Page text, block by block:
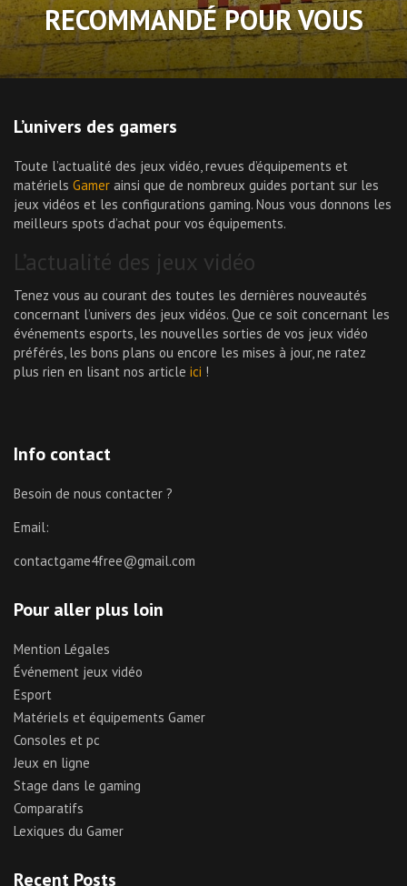
RECOMMANDÉ POUR VOUS
L’univers des gamers
Toute l’actualité des jeux vidéo, revues d’équipements et
matériels Gamer ainsi que de nombreux guides portant sur les
jeux vidéos et les configurations gaming. Nous vous donnons les
meilleurs spots d’achat pour vos équipements.
L’actualité des jeux vidéo
Tenez vous au courant des toutes les dernières nouveautés
concernant l’univers des jeux vidéos. Que ce soit concernant les
événements esports, les nouvelles sorties de vos jeux vidéo
préférés, les bons plans ou encore les mises à jour, ne ratez
plus rien en lisant nos article ici !
Info contact
Besoin de nous contacter ?
Email:
contactgame4free@gmail.com
Pour aller plus loin
Mention Légales
Événement jeux vidéo
Esport
Matériels et équipements Gamer
Consoles et pc
Jeux en ligne
Stage dans le gaming
Comparatifs
Lexiques du Gamer
Recent Posts